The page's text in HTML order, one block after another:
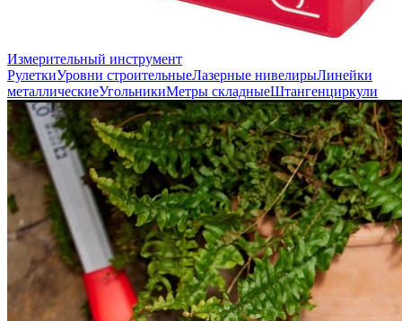
Измерительный инструмент
РулеткиУровни строительныеЛазерные нивелирыЛинейки
металлическиеУгольникиМетры складныеШтангенциркули